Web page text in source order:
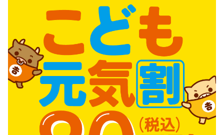
牛丼のこだわり 吉野家の歴史